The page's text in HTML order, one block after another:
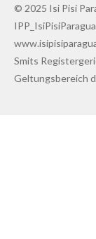
© 2025 Isi Pisi
Smits
Geltungsbereich